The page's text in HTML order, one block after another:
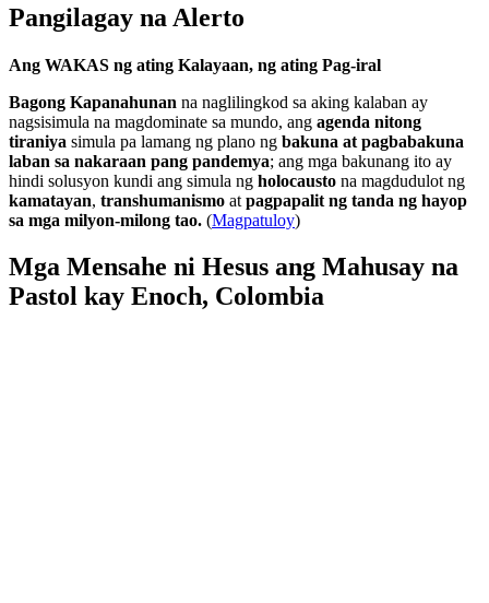
Pangilagay na Alerto
Ang WAKAS ng ating Kalayaan, ng ating Pag-iral
Bagong Kapanahunan na naglilingkod sa aking kalaban ay
nagsisimula na magdominate sa mundo, ang agenda nitong
tiraniya simula pa lamang ng plano ng bakuna at pagbabakuna
laban sa nakaraan pang pandemya; ang mga bakunang ito ay
hindi solusyon kundi ang simula ng holocausto na magdudulot ng
kamatayan, transhumanismo at pagpapalit ng tanda ng hayop
sa mga milyon-milong tao. (Magpatuloy)
Mga Mensahe ni Hesus ang Mahusay na
Pastol kay Enoch, Colombia